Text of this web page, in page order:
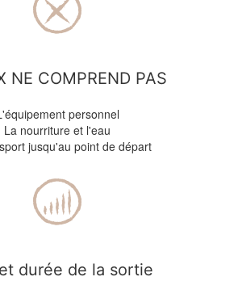
NE COMPREND PAS
personnel
La nourriture et l'eau
jusqu'au point de départ
durée de la sortie